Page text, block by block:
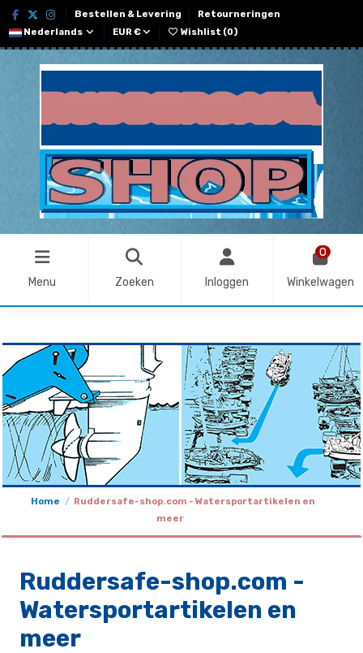
Bestellen & Levering
Retourneringen
Nederlands
EUR € Wishlist (0)
Menu Zoeken Inloggen
0
Winkelwagen
Home
Ruddersafe-shop.com - Watersportartikelen en
meer
Ruddersafe-shop.com -
Watersportartikelen en
meer